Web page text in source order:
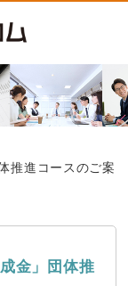
推進コースのご案
金」団体推